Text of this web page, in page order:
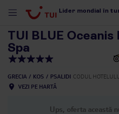
Lider mondial în
TUI BLUE
Spa
GRECIA KOS PSALIDI CODUL
VEZI PE HARTĂ
Ups, oferta această